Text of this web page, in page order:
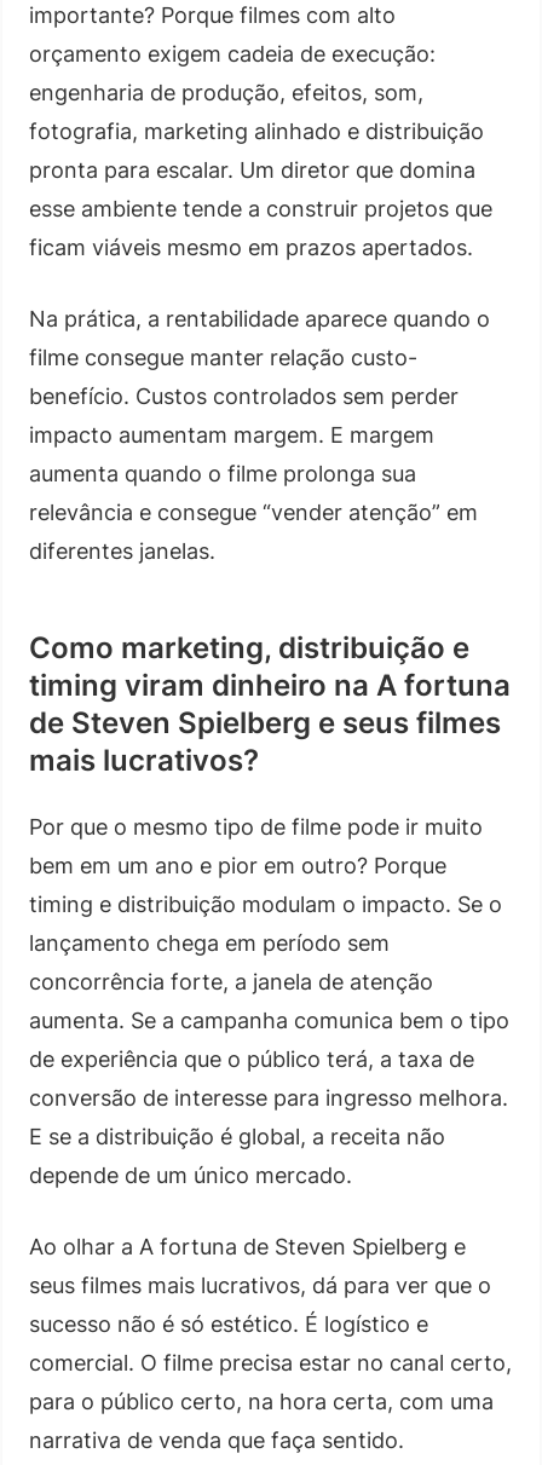
importante? Porque filmes com alto
orçamento exigem cadeia de execução:
engenharia de produção, efeitos, som,
fotografia, marketing alinhado e distribuição
pronta para escalar. Um diretor que domina
esse ambiente tende a construir projetos que
ficam viáveis mesmo em prazos apertados.
Na prática, a rentabilidade aparece quando o
filme consegue manter relação custo-
benefício. Custos controlados sem perder
impacto aumentam margem. E margem
aumenta quando o filme prolonga sua
relevância e consegue “vender atenção” em
diferentes janelas.
Como marketing, distribuição e
timing viram dinheiro na A fortuna
de Steven Spielberg e seus filmes
mais lucrativos?
Por que o mesmo tipo de filme pode ir muito
bem em um ano e pior em outro? Porque
timing e distribuição modulam o impacto. Se o
lançamento chega em período sem
concorrência forte, a janela de atenção
aumenta. Se a campanha comunica bem o tipo
de experiência que o público terá, a taxa de
conversão de interesse para ingresso melhora.
E se a distribuição é global, a receita não
depende de um único mercado.
Ao olhar a A fortuna de Steven Spielberg e
seus filmes mais lucrativos, dá para ver que o
sucesso não é só estético. É logístico e
comercial. O filme precisa estar no canal certo,
para o público certo, na hora certa, com uma
narrativa de venda que faça sentido.